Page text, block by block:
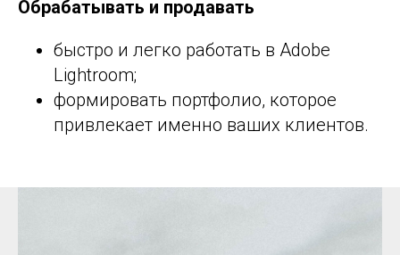
Обрабатывать и продавать
быстро и легко работать в Adobe
Lightroom;
формировать портфолио, которое
привлекает именно ваших клиентов.